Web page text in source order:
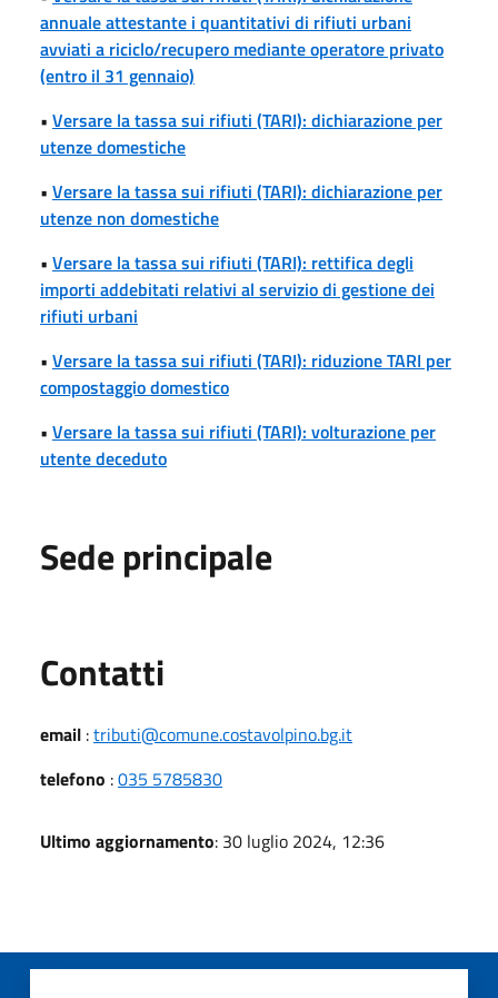
annuale attestante i quantitativi di rifiuti urbani
avviati a riciclo/recupero mediante operatore privato
(entro il 31 gennaio)
• Versare la tassa sui rifiuti (TARI): dichiarazione per
utenze domestiche
• Versare la tassa sui rifiuti (TARI): dichiarazione per
utenze non domestiche
• Versare la tassa sui rifiuti (TARI): rettifica degli
importi addebitati relativi al servizio di gestione dei
rifiuti urbani
• Versare la tassa sui rifiuti (TARI): riduzione TARI per
compostaggio domestico
• Versare la tassa sui rifiuti (TARI): volturazione per
utente deceduto
Sede principale
Contatti
email :tributi@comune.costavolpino.bg.it
telefono :035 5785830
Ultimo aggiornamento: 30 luglio 2024, 12:36